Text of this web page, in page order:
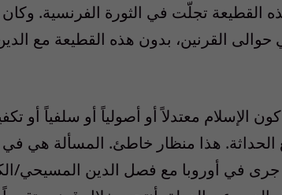
القطيعة تجلّت في الثورة الفرنسية.
حوالى القرنين، بدون هذه القطيعة مع
الإسلام معتدلاً أو أصولياً أو سلفياً أو
الحداثة. هذا منظار خاطئ. المسألة هي
جرى في أوروبا مع فصل الدين المسيحي/